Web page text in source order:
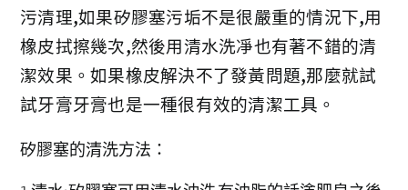
污清理,如果矽膠塞污垢不是很嚴重的情況下,用
橡皮拭擦幾次,然後用清水洗凈也有著不錯的清
潔效果。如果橡皮解決不了發黃問題,那麼就試
試牙膏牙膏也是一種很有效的清潔工具。
矽膠塞的清洗方法：